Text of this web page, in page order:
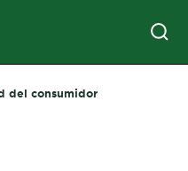
del consumidor